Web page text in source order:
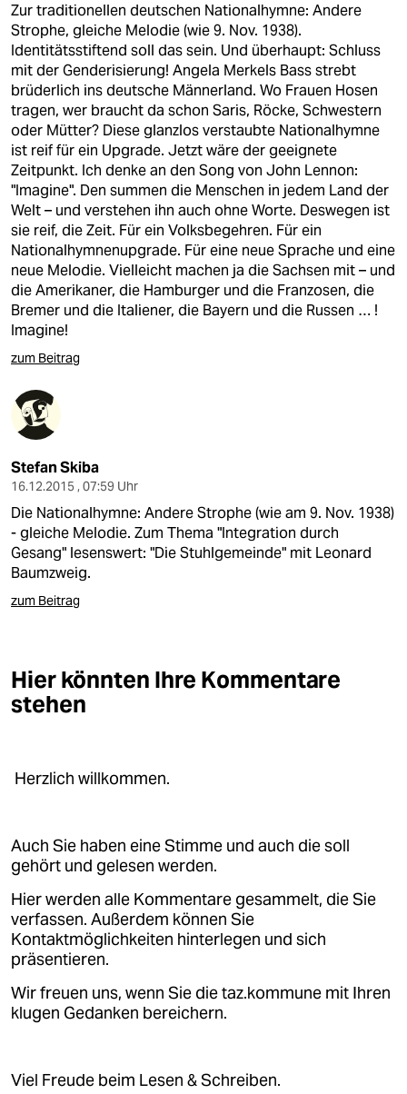
Zur traditionellen deutschen Nationalhymne: Andere
Strophe, gleiche Melodie (wie 9. Nov. 1938).
Identitätsstiftend soll das sein. Und überhaupt: Schluss
mit der Genderisierung! Angela Merkels Bass strebt
brüderlich ins deutsche Männerland. Wo Frauen Hosen
tragen, wer braucht da schon Saris, Röcke, Schwestern
oder Mütter? Diese glanzlos verstaubte Nationalhymne
ist reif für ein Upgrade. Jetzt wäre der geeignete
Zeitpunkt. Ich denke an den Song von John Lennon:
"Imagine". Den summen die Menschen in jedem Land der
Welt – und verstehen ihn auch ohne Worte. Deswegen ist
sie reif, die Zeit. Für ein Volksbegehren. Für ein
Nationalhymnenupgrade. Für eine neue Sprache und eine
neue Melodie. Vielleicht machen ja die Sachsen mit – und
die Amerikaner, die Hamburger und die Franzosen, die
Bremer und die Italiener, die Bayern und die Russen … !
Imagine!
zum Beitrag
Stefan Skiba
16.12.2015 , 07:59 Uhr
Die Nationalhymne: Andere Strophe (wie am 9. Nov. 1938)
- gleiche Melodie. Zum Thema "Integration durch
Gesang" lesenswert: "Die Stuhlgemeinde" mit Leonard
Baumzweig.
zum Beitrag
Hier könnten Ihre Kommentare
stehen
Herzlich willkommen.
Auch Sie haben eine Stimme und auch die soll
gehört und gelesen werden.
Hier werden alle Kommentare gesammelt, die Sie
verfassen. Außerdem können Sie
Kontaktmöglichkeiten hinterlegen und sich
präsentieren.
Wir freuen uns, wenn Sie die taz.kommune mit Ihren
klugen Gedanken bereichern.
Viel Freude beim Lesen & Schreiben.